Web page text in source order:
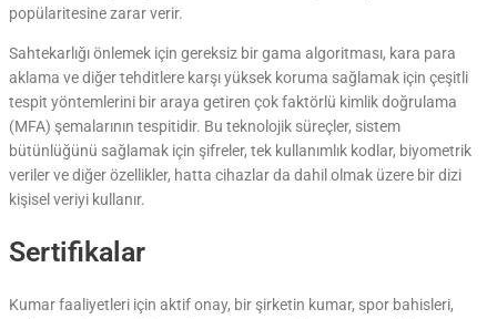
popülaritesine zarar verir.
Sahtekarlığı önlemek için gereksiz bir gama algoritması, kara para
aklama ve diğer tehditlere karşı yüksek koruma sağlamak için çeşitli
tespit yöntemlerini bir araya getiren çok faktörlü kimlik doğrulama
(MFA) şemalarının tespitidir. Bu teknolojik süreçler, sistem
bütünlüğünü sağlamak için şifreler, tek kullanımlık kodlar, biyometrik
veriler ve diğer özellikler, hatta cihazlar da dahil olmak üzere bir dizi
kişisel veriyi kullanır.
Sertifikalar
Kumar faaliyetleri için aktif onay, bir şirketin kumar, spor bahisleri,